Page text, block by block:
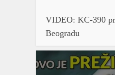
VIDEO: KC-390
Beogradu